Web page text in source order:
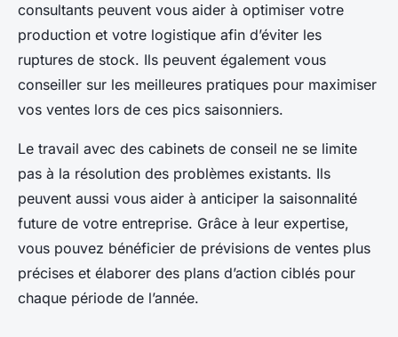
consultants peuvent vous aider à optimiser votre
production et votre logistique afin d’éviter les
ruptures de stock. Ils peuvent également vous
conseiller sur les meilleures pratiques pour maximiser
vos ventes lors de ces pics saisonniers.
Le travail avec des cabinets de conseil ne se limite
pas à la résolution des problèmes existants. Ils
peuvent aussi vous aider à anticiper la saisonnalité
future de votre entreprise. Grâce à leur expertise,
vous pouvez bénéficier de prévisions de ventes plus
précises et élaborer des plans d’action ciblés pour
chaque période de l’année.